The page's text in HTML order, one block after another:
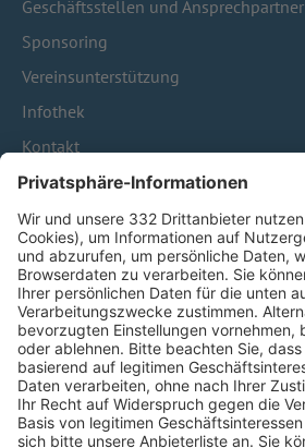
Geschäftsstellen und Ansprechpartner
Sponsoring
Vereinsunterstützung
Infothek
Kontakt
HÄUFIG BESUCHTE SEITEN
Pässe und Vereinswechsel
Trainerausbildung
Schulungsangebot Vereinsmitarbeiter
BFV-Geschäftsstellen
Trainerbörse
Login SpielPlus